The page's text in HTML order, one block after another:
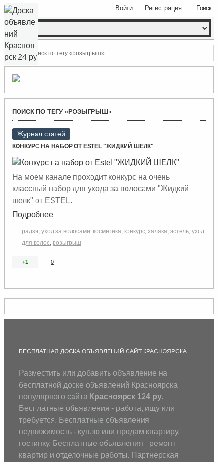
Поиск
Войти Регистрация
Поиск по тегу «розыгрыш»
ПОИСК ПО ТЕГУ «РОЗЫГРЫШ»
Журнал статей
КОНКУРС НА НАБОР ОТ ESTEL "ЖИДКИЙ ШЕЛК"
На моем канале проходит конкурс на очень
классный набор для ухода за волосами "Жидкий
шелк" от ESTEL.
Подробнее
радзи, уход за волосами, косметика, конкурс, халява, эстель, уход
для волос, розыгрыш
+1 0
БЕСПЛАТНАЯ ДОСКА ОБЪЯВЛЕНИЙ САЙТ КРАСНОЯРСКА
Разместить или добавить объявление на
бесплатной доске объявлений Красноярска
популярного сайта Красноярск 124 ру.
Бесплатные объявления - работа, ищу или
требуется. Бесплатные объявления
недвижимость - куплю или продам квартиру,
гостинку. Бесплатные объявления - ремонт
квартир и отделочные работы. Партнерская